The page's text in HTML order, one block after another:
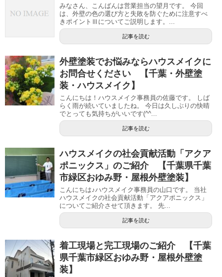
みなさん、こんばんは営業担当の望月です。 今回
は、外壁の色の選び方と失敗を防ぐために注意すべ
きポイントⅢについてご説明します。...
記事を読む
外壁塗装でお悩みならハウスメイクに
お問合せください 【千葉・外壁塗
装・ハウスメイク】
こんにちは！ハウスメイク事務員の佐藤です。 しば
らく雨が続いていましたね。 今日は久しぶりの快晴
でとっても気持ちがいいです(^^...
記事を読む
ハウスメイクの社会貢献活動「アクア
ポニックス」のご紹介 【千葉県千葉
市緑区おゆみ野・屋根外壁塗装】
こんにちは♪ハウスメイク事務員の山口です。 当社
ハウスメイクの社会貢献活動「アクアポニックス」
についてご紹介させて頂きます。 先...
記事を読む
着工現場と完工現場のご紹介 【千葉
県千葉市緑区おゆみ野・屋根外壁塗
装】